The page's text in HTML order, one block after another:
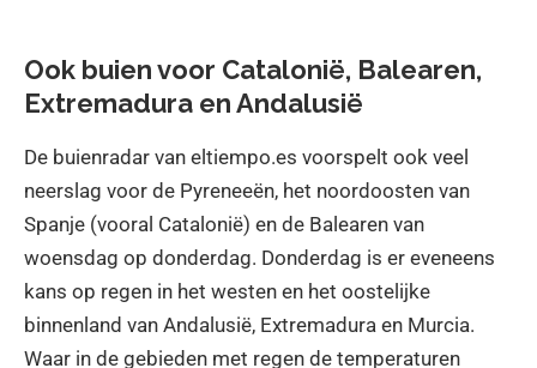
Ook buien voor Catalonië, Balearen,
Extremadura en Andalusië
De buienradar van eltiempo.es voorspelt ook veel
neerslag voor de Pyreneeën, het noordoosten van
Spanje (vooral Catalonië) en de Balearen van
woensdag op donderdag. Donderdag is er eveneens
kans op regen in het westen en het oostelijke
binnenland van Andalusië, Extremadura en Murcia.
Waar in de gebieden met regen de temperaturen